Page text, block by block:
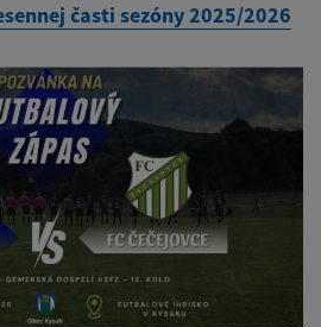
časti sezóny 2025/2026